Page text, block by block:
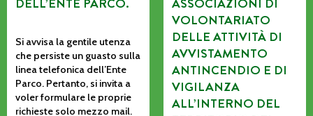
DELL’ENTE PARCO.
Si avvisa la gentile utenza
che persiste un guasto sulla
linea telefonica dell’Ente
Parco. Pertanto, si invita a
voler formulare le proprie
richieste solo mezzo mail.
ASSOCIAZIONI DI
VOLONTARIATO
DELLE ATTIVITÀ DI
AVVISTAMENTO
ANTINCENDIO E DI
VIGILANZA
ALL’INTERNO DEL